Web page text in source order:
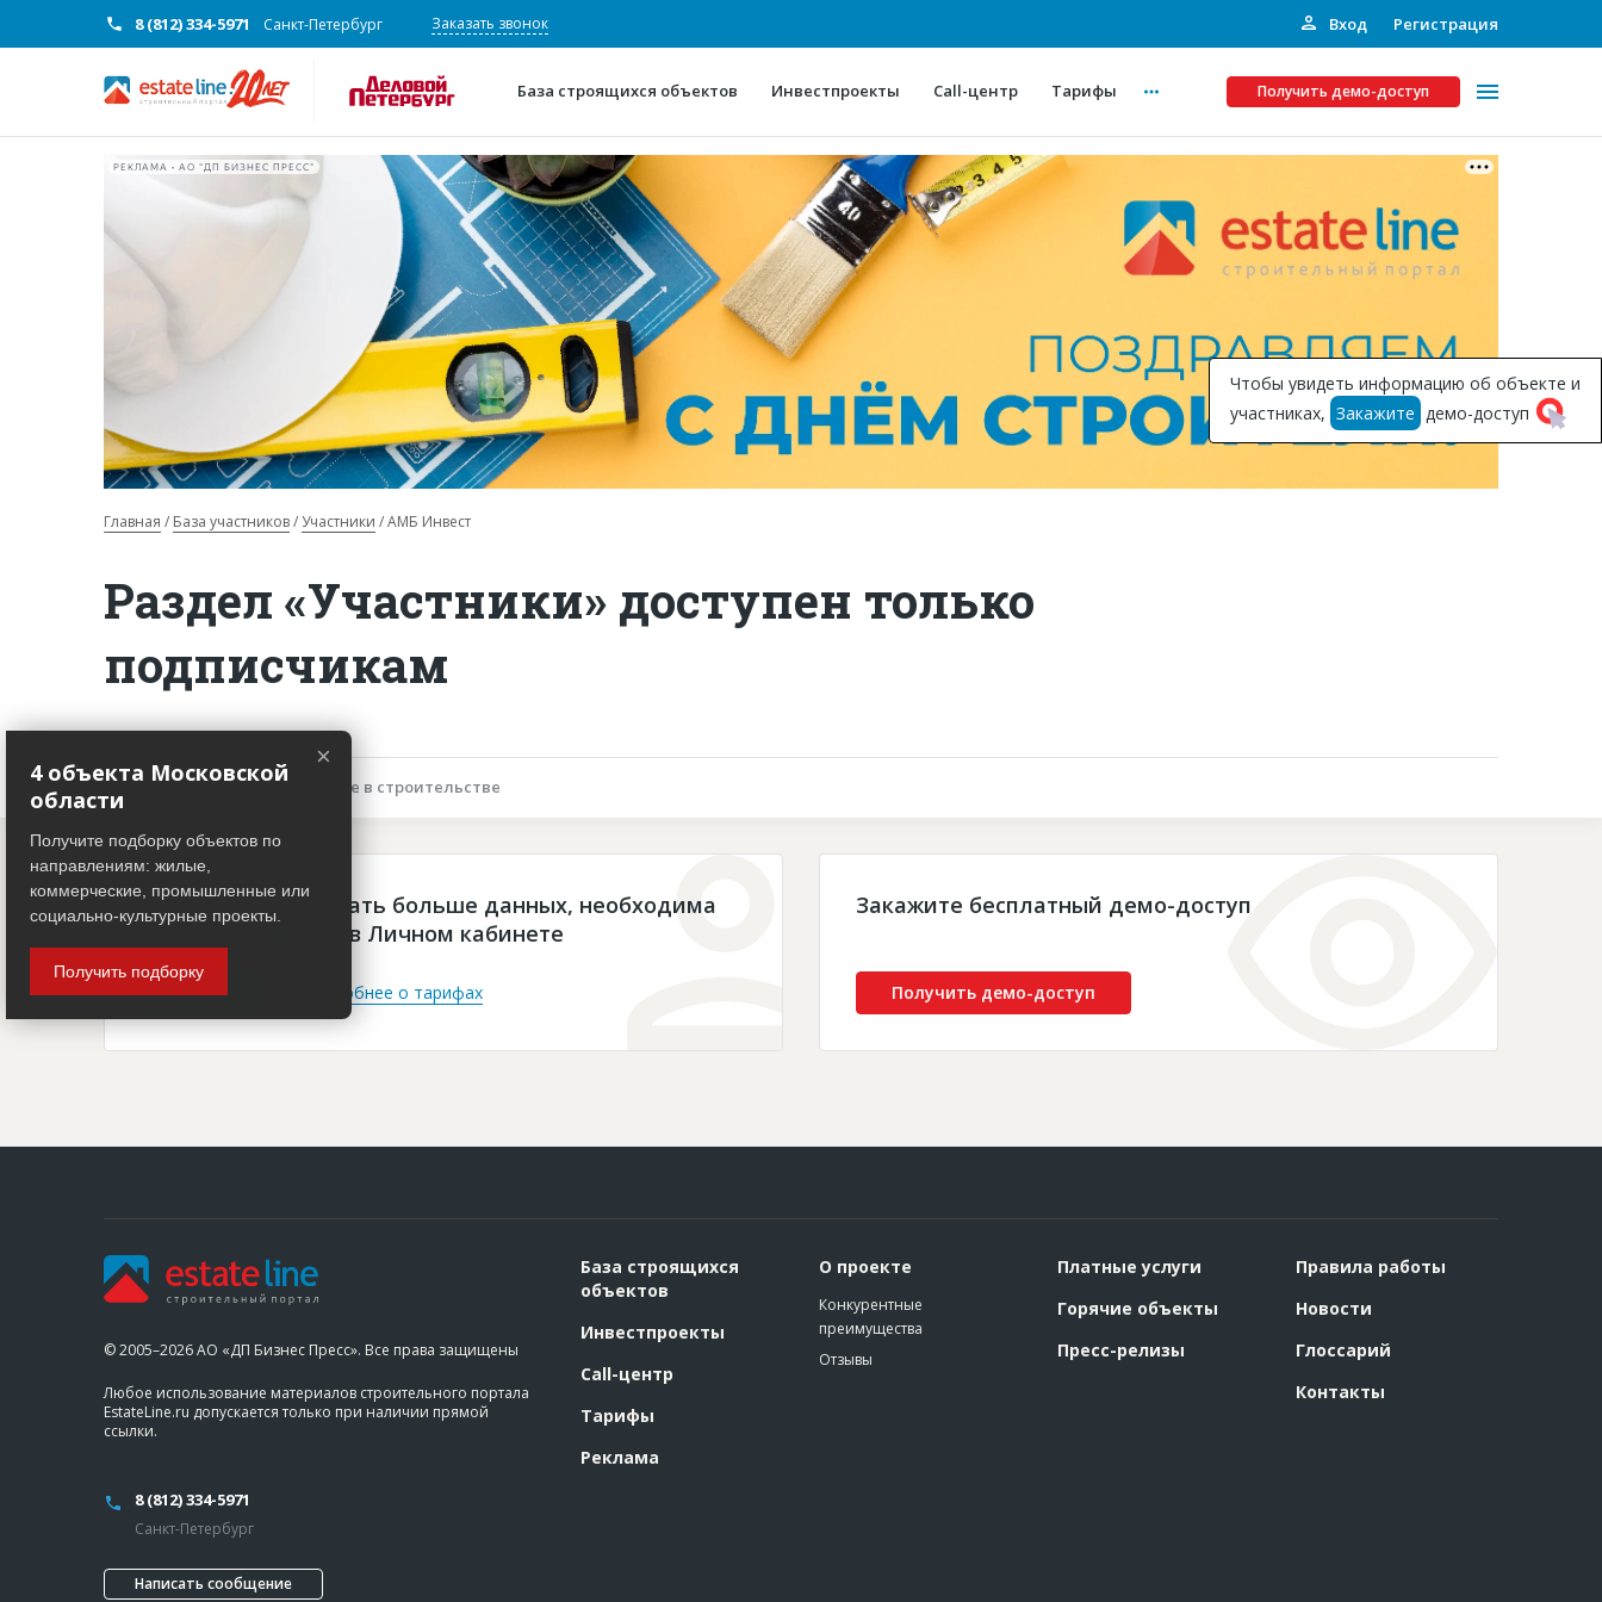
8 (812) 334-5971 Санкт-Петербург Заказать звонок Вход Регистрация
База строящихся объектов Инвестпроекты Call-центр Тарифы Получить демо-доступ
О проекте
Конкурентные преимущества
Горячие объекты
Глоссарий
Платные услуги
Рекламодателям
Инвестпроекты
Подписка на Базу
РЕКЛАМА • АО "ДП БИЗНЕС ПРЕСС"
Главная База участников Участники АМБ Инвест
Раздел «Участники» доступен только
подписчикам
Описание объекта Участие в строительстве
Чтобы просматривать больше данных, необходима
платная подписка в Личном кабинете
Войти Подробнее о тарифах
Закажите бесплатный демо-доступ
Получить демо-доступ
Чтобы увидеть информацию об объекте и
участниках, Закажите демо-доступ
© 2005–2026 АО «ДП Бизнес Пресс». Все права защищены
Любое использование материалов строительного портала
EstateLine.ru допускается только при наличии прямой
ссылки.
8 (812) 334-5971
Санкт-Петербург
Написать сообщение
База строящихся
объектов
Инвестпроекты
Call-центр
Тарифы
Реклама
О проекте
Конкурентные
преимущества
Отзывы
Платные услуги
Горячие объекты
Пресс-релизы
Правила работы
Новости
Глоссарий
Контакты
×
4 объекта Московской
области
Получите подборку объектов по
направлениям: жилые,
коммерческие, промышленные или
социально-культурные проекты.
Получить подборку